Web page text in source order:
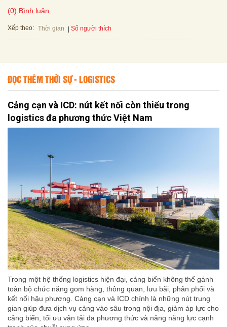
(0) Bình luận
Xếp theo: Thời gian Số người thích
ĐỌC THÊM THỜI SỰ - LOGISTICS
Cảng cạn và ICD: nút kết nối còn thiếu trong
logistics đa phương thức Việt Nam
Trong một hệ thống logistics hiện đại, cảng biển không thể gánh
toàn bộ chức năng gom hàng, thông quan, lưu bãi, phân phối và
kết nối hậu phương. Cảng cạn và ICD chính là những nút trung
gian giúp đưa dịch vụ cảng vào sâu trong nội địa, giảm áp lực cho
cảng biển, tối ưu vận tải đa phương thức và nâng năng lực cạnh